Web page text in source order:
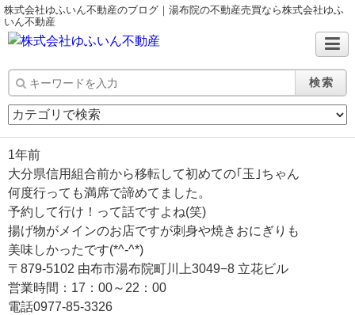
株式会社ゆふいん不動産のブログ｜湯布院の不動産売買なら株式会社ゆふ
いん不動産
検索
1年前
大分県信用組合前から移転して初めての｢玉｣ちゃん
何度行っても満席で諦めてました。
予約して行け！って話ですよね(笑)
揚げ物がメインのお店ですが刺身や焼きおにぎりも
美味しかったです(*^-^*)
〒879-5102 由布市湯布院町川上3049−8 立花ビル
営業時間：17：00～22：00
電話0977-85-3326